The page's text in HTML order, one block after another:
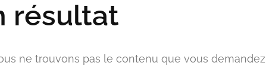
résultat
ne trouvons pas le contenu que vous